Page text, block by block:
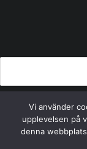
Vi använder
upplevelsen på
denna